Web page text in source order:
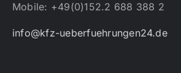
Mobile: +49(0)152.2 688 388 2
info@kfz-ueberfuehrungen24.de